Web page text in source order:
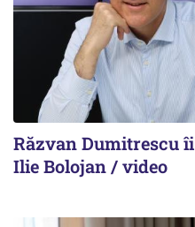
Răzvan Dumitrescu
Ilie Bolojan / video